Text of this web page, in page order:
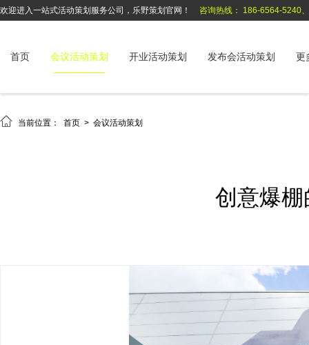
欢迎进入一站式活动策划服务公司，乐野策划官网！ 咨询热线： 186-6564-5240
首页 会议活动策划 开业活动策划 发布会活动策划 更
 当前位置： 首页 > 会议活动策划
创意爆